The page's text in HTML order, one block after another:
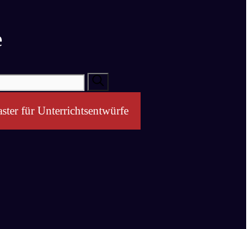
für Unterrichtsentwürfe